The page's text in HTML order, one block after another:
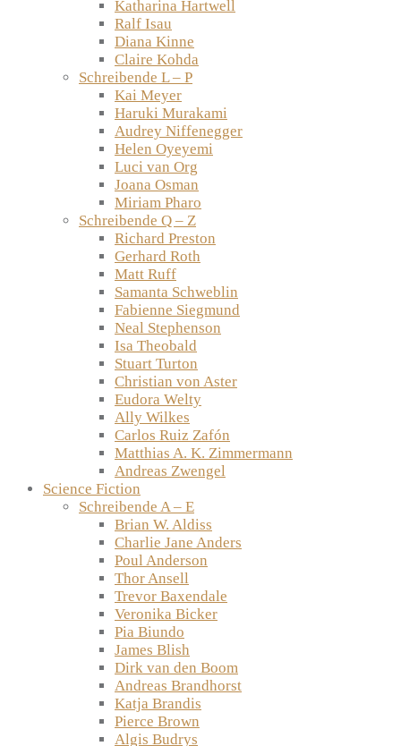
Katharina Hartwell
Ralf Isau
Diana Kinne
Claire Kohda
Schreibende L – P
Kai Meyer
Haruki Murakami
Audrey Niffenegger
Helen Oyeyemi
Luci van Org
Joana Osman
Miriam Pharo
Schreibende Q – Z
Richard Preston
Gerhard Roth
Matt Ruff
Samanta Schweblin
Fabienne Siegmund
Neal Stephenson
Isa Theobald
Stuart Turton
Christian von Aster
Eudora Welty
Ally Wilkes
Carlos Ruiz Zafón
Matthias A. K. Zimmermann
Andreas Zwengel
Science Fiction
Schreibende A – E
Brian W. Aldiss
Charlie Jane Anders
Poul Anderson
Thor Ansell
Trevor Baxendale
Veronika Bicker
Pia Biundo
James Blish
Dirk van den Boom
Andreas Brandhorst
Katja Brandis
Pierce Brown
Algis Budrys